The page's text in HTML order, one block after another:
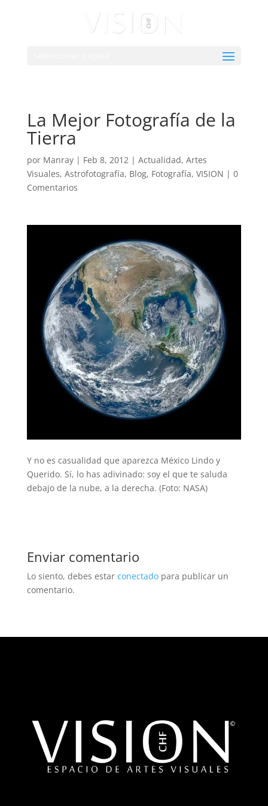
La Mejor Fotografía de la
Tierra
por Manray| Feb 8, 2012| Actualidad, Artes
Visuales, Astrofotografía, Blog, Fotografía, VISION | 0
Comentarios
Y no es casualidad que aparezca México Lindo y
Querido. Sí, lo has adivinado: soy el que te saluda
debajo de la nube, a la derecha. (Foto: NASA)
Enviar comentario
Lo siento, debes estar conectadopara publicar un
comentario.